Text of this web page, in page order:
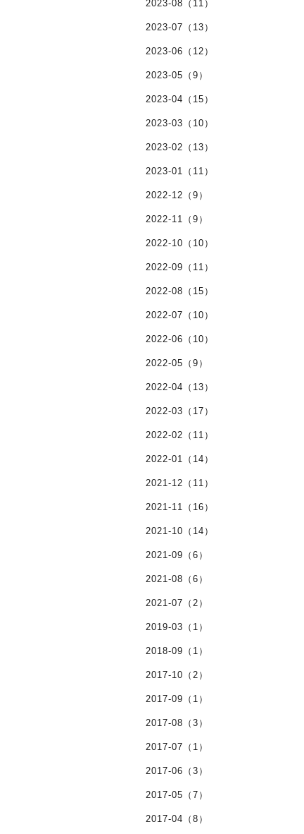
2023-08（11）
2023-07（13）
2023-06（12）
2023-05（9）
2023-04（15）
2023-03（10）
2023-02（13）
2023-01（11）
2022-12（9）
2022-11（9）
2022-10（10）
2022-09（11）
2022-08（15）
2022-07（10）
2022-06（10）
2022-05（9）
2022-04（13）
2022-03（17）
2022-02（11）
2022-01（14）
2021-12（11）
2021-11（16）
2021-10（14）
2021-09（6）
2021-08（6）
2021-07（2）
2019-03（1）
2018-09（1）
2017-10（2）
2017-09（1）
2017-08（3）
2017-07（1）
2017-06（3）
2017-05（7）
2017-04（8）